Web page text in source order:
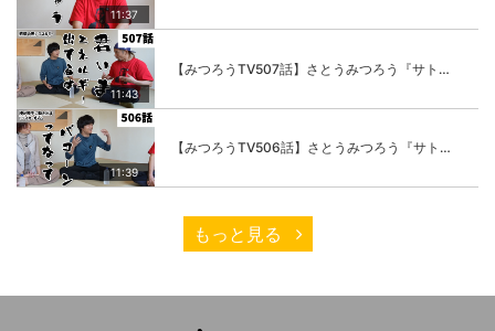
11:37
11:43
【みつろうTV507話】さとうみつろう『サトレル男塾』編③「快楽は“自分のカラダの内側”にしかない」
11:39
【みつろうTV506話】さとうみつろう『サトレル男塾』編②「不思議な棒をお尻に…」
もっと見る